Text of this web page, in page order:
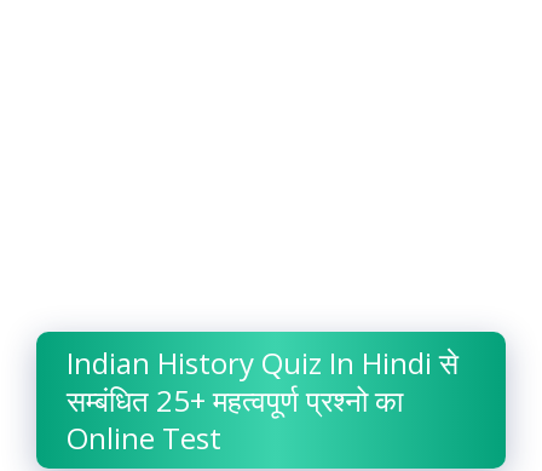
Indian History Quiz In Hindi से
सम्बंधित 25+ महत्वपूर्ण प्रश्नो का
Online Test